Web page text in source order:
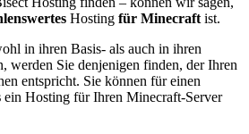
Hosting für Minecraft ist.
in ihren Basis- als auch in ihren
werden Sie denjenigen finden, der Ihren
entspricht. Sie können für einen
ein Hosting für Ihren Minecraft-Server